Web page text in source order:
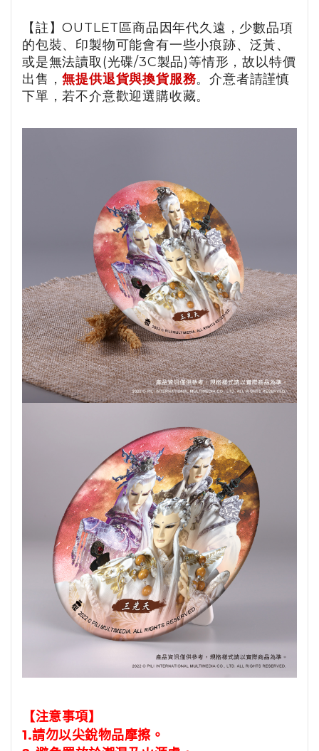
【註】OUTLET區商品因年代久遠，少數品項
的包裝、印製物可能會有一些小痕跡、泛黃、
或是無法讀取(光碟/3C製品)等情形，故以特價
出售，無提供退貨與換貨服務。介意者請謹慎
下單，若不介意歡迎選購收藏。
【注意事項】
1.請勿以尖銳物品摩擦。